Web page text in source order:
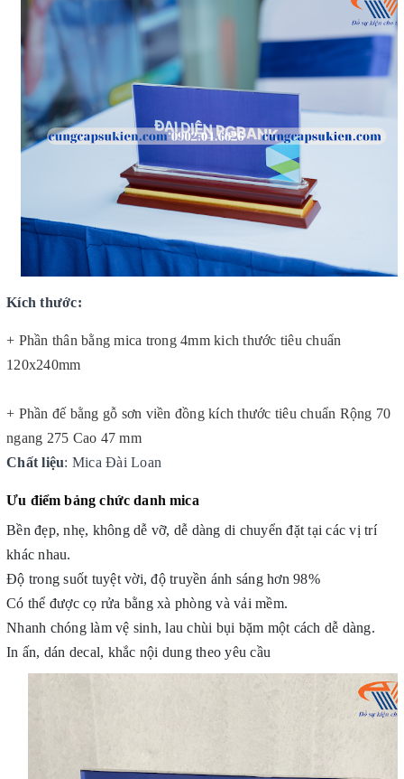
Kích thước:
+ Phần thân bằng mica trong 4mm kich thước tiêu chuẩn
120x240mm
+ Phần đế bằng gỗ sơn viền đồng kích thước tiêu chuẩn Rộng 70
ngang 275 Cao 47 mm
Chất liệu: Mica Đài Loan
Ưu điểm bảng chức danh mica
Bền đẹp, nhẹ, không dễ vỡ, dễ dàng di chuyển đặt tại các vị trí
khác nhau.
Độ trong suốt tuyệt vời, độ truyền ánh sáng hơn 98%
Có thể được cọ rửa bằng xà phòng và vải mềm.
Nhanh chóng làm vệ sinh, lau chùi bụi bặm một cách dễ dàng.
In ấn, dán decal, khắc nội dung theo yêu cầu